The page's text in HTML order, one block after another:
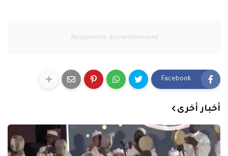
Responsive Advertisement
Facebook
أخبار أخرى